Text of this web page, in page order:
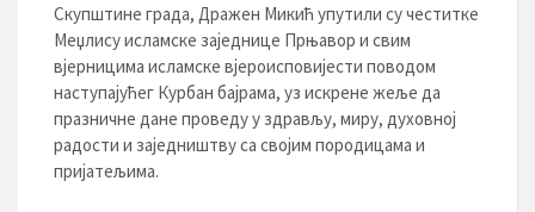
Скупштине града, Дражен Микић упутили су честитке
Меџлису исламске заједнице Прњавор и свим
вјерницима исламске вјероисповијести поводом
наступајућег Курбан бајрама, уз искрене жеље да
празничне дане проведу у здрављу, миру, духовној
радости и заједништву са својим породицама и
пријатељима.